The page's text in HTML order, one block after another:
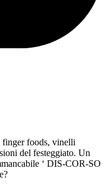
finger foods, vinelli
del festeggiato. Un
‘ DIS-COR-SO